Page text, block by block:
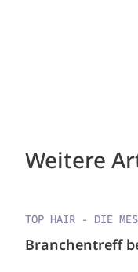
Weitere
TOP HAIR - DIE
Branchentreff